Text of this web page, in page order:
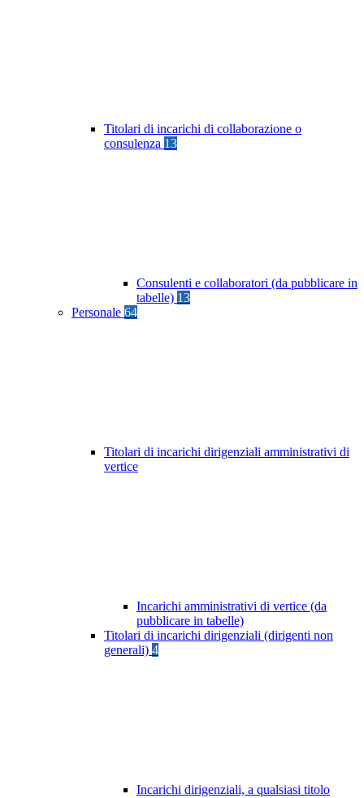
Titolari di incarichi di collaborazione o
consulenza 13
Consulenti e collaboratori (da pubblicare in
tabelle) 13
Personale 64
Titolari di incarichi dirigenziali amministrativi di
vertice
Incarichi amministrativi di vertice (da
pubblicare in tabelle)
Titolari di incarichi dirigenziali (dirigenti non
generali) 4
Incarichi dirigenziali, a qualsiasi titolo